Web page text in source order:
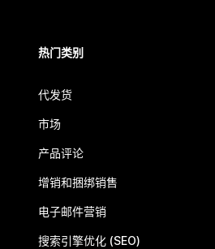
热门类别
代发货
市场
产品评论
增销和捆绑销售
电子邮件营销
搜索引擎优化 (SEO)